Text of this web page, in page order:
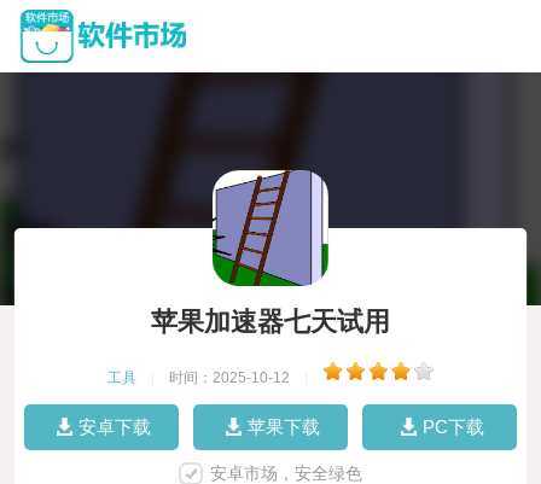
苹果加速器七天试用
工具 时间：2025-10-12
安卓下载 苹果下载 PC下载
安卓市场，安全绿色